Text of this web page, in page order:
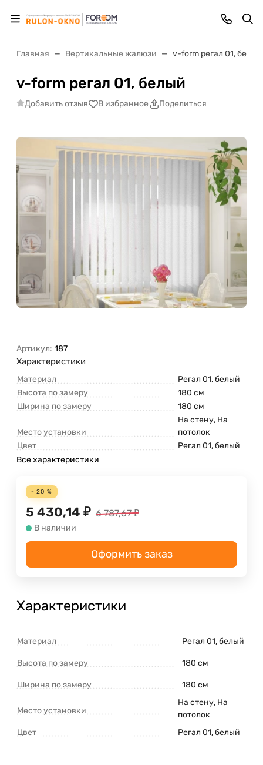
Главная Вертикальные жалюзи v-form регал 01, белый
v-form регал 01, белый
Добавить отзыв В избранное Поделиться
Артикул: 187
Характеристики
Материал
Регал 01, белый
Высота по замеру
180 см
Ширина по замеру
180 см
Место установки
На стену, На
потолок
Цвет
Регал 01, белый
Все характеристики
- 20 %
5 430,14 ₽ 6 787,67 ₽
В наличии
Оформить заказ
Характеристики
Материал Регал 01, белый
Высота по замеру 180 см
Ширина по замеру 180 см
Место установки
На стену, На
потолок
Цвет
Регал 01, белый